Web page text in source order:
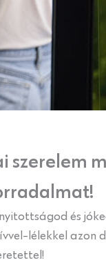
szerelem
és
lélekkel azon